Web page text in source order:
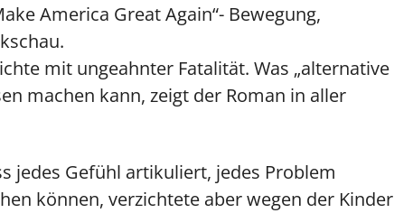
America Great Again“- Bewegung,
mit ungeahnter Fatalität. Was „alternative
machen kann, zeigt der Roman in aller
jedes Gefühl artikuliert, jedes Problem
können, verzichtete aber wegen der Kinder